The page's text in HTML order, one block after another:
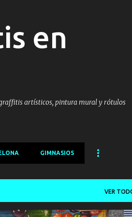
en
artísticos, pintura mural y rótulos
GIMNASIOS
VER